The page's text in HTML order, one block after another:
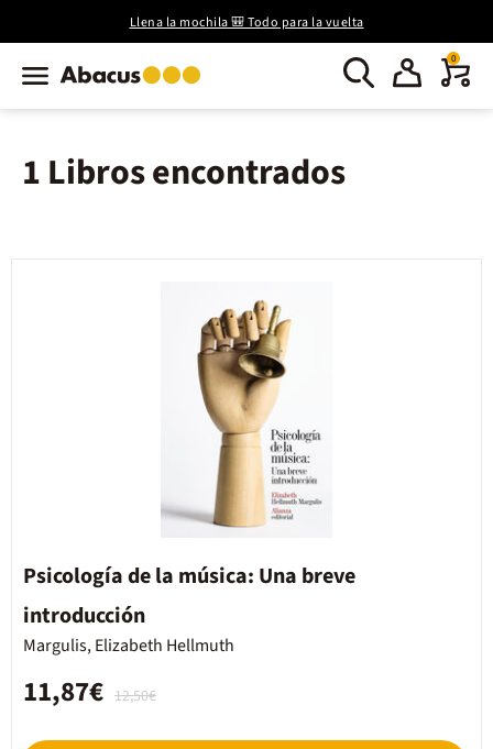
Llena la mochila 🎒 Todo para la vuelta
0
1 Libros encontrados
Psicología de la música: Una breve
introducción
Margulis, Elizabeth Hellmuth
12,50€
11,87€